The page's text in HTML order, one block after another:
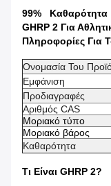
99%
GHRP 2 Για
Πληροφορίες Για
Ονομασία Του
Εμφάνιση
Προδιαγραφές
Αριθμός CAS
Μοριακό τύπο
Μοριακό βάρος
Καθαρότητα
Τι Είναι GHRP 2?